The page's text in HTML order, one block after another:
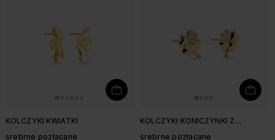
KOLCZYKI KWIATKI
srebrne pozłacane
KOLCZYKI KONICZYNKI Z
srebrne pozłacane